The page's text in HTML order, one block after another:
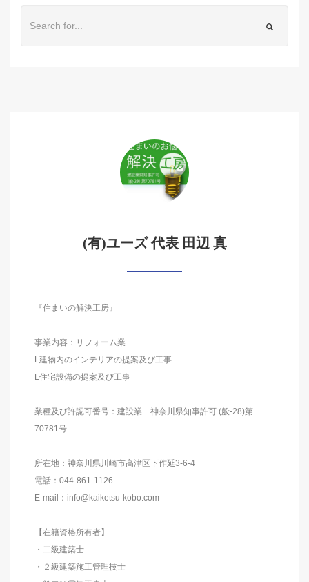
(有)ユーズ 代表 田辺 真
『住まいの解決工房』
事業内容：リフォーム業
L建物内のインテリアの提案及び工事
L住宅設備の提案及び工事
業種及び許認可番号：建設業 神奈川県知事許可 (般-28)第
70781号
所在地：神奈川県川崎市高津区下作延3-6-4
電話：044-861-1126
E-mail：info@kaiketsu-kobo.com
【在籍資格所有者】
・二級建築士
・２級建築施工管理技士